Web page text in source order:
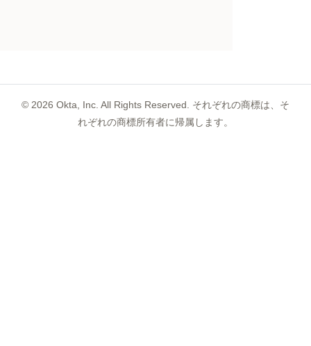
© 2026 Okta, Inc. All Rights Reserved. それぞれの商標は、そ
れぞれの商標所有者に帰属します。